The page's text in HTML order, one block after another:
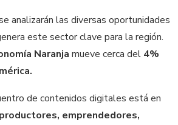
analizarán las diversas oportunidades
este sector clave para la región.
Naranja mueve cerca del 4%
de contenidos digitales está en
emprendedores,